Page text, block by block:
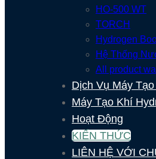
HO-500 WT
TORCH
Hydrogen
Hệ Thống
All product
Dịch Vụ Máy
Máy Tạo Khí
Hoạt Động
KIẾN THỨC
LIÊN HỆ VỚI